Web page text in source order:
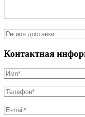
Контактная